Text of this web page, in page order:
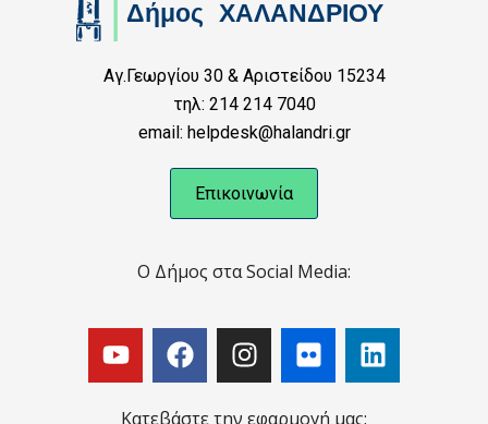
Αγ.Γεωργίου 30 & Αριστείδου 15234
τηλ: 214 214 7040
email: helpdesk@halandri.gr
Επικοινωνία
Ο Δήμος στα Social Media:
Κατεβάστε την εφαρμογή μας: